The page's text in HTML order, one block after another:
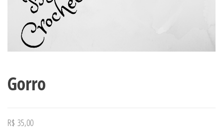
Gorro
R$ 35,00